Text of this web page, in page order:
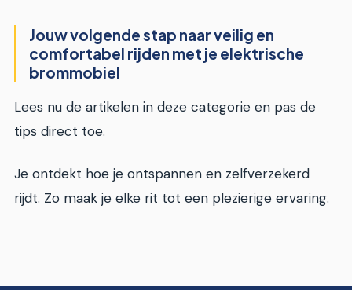
Jouw volgende stap naar veilig en
comfortabel rijden met je elektrische
brommobiel
Lees nu de artikelen in deze categorie en pas de
tips direct toe.
Je ontdekt hoe je ontspannen en zelfverzekerd
rijdt. Zo maak je elke rit tot een plezierige ervaring.